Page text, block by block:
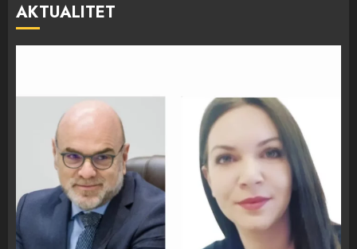
AKTUALITET